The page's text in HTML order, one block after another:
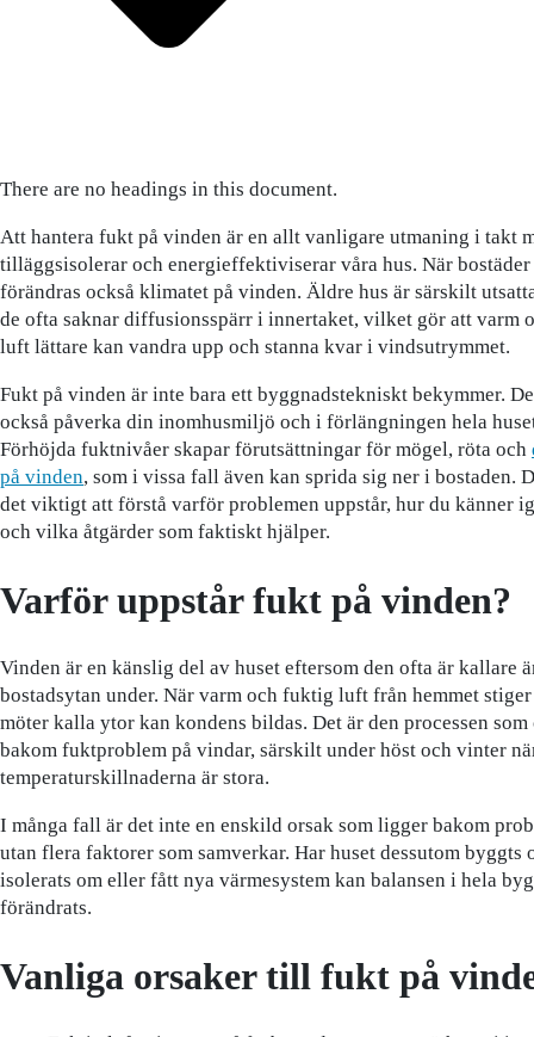
There are no headings in this document.
Att hantera fukt på vinden är en allt vanligare utmaning i takt
tilläggsisolerar och energieffektiviserar våra hus. När
förändras också klimatet på vinden. Äldre hus är särskilt
de ofta saknar diffusionsspärr i innertaket, vilket gör att varm
luft lättare kan vandra upp och stanna kvar i vindsutrymmet.
Fukt på vinden är inte bara ett byggnadstekniskt bekymmer.
också påverka din inomhusmiljö och i förlängningen hela
Förhöjda fuktnivåer skapar förutsättningar för mögel, röta och
på vinden, som i vissa fall även kan sprida sig ner i bostaden.
det viktigt att förstå varför problemen uppstår, hur du känner
och vilka åtgärder som faktiskt hjälper.
Varför uppstår fukt på vinden?
Vinden är en känslig del av huset eftersom den ofta är kallare
bostadsytan under. När varm och fuktig luft från hemmet
möter kalla ytor kan kondens bildas. Det är den processen
bakom fuktproblem på vindar, särskilt under höst och vinter
temperaturskillnaderna är stora.
I många fall är det inte en enskild orsak som ligger bakom
utan flera faktorer som samverkar. Har huset dessutom byggts
isolerats om eller fått nya värmesystem kan balansen i hela
förändrats.
Vanliga orsaker till fukt på